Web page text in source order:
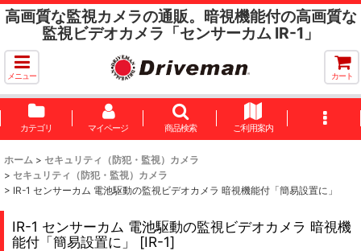
高画質な監視カメラの通販。暗視機能付の高画質な
監視ビデオカメラ「センサーカム IR-1」
メニュー カート
カテゴリ マイページ 商品検索 ご利用案内
ホーム > セキュリティ（防犯・監視）カメラ
> セキュリティ（防犯・監視）カメラ
> IR-1 センサーカム 電池駆動の監視ビデオカメラ 暗視機能付「簡易設置に」
IR-1 センサーカム 電池駆動の監視ビデオカメラ 暗視機
能付「簡易設置に」
[IR-1]